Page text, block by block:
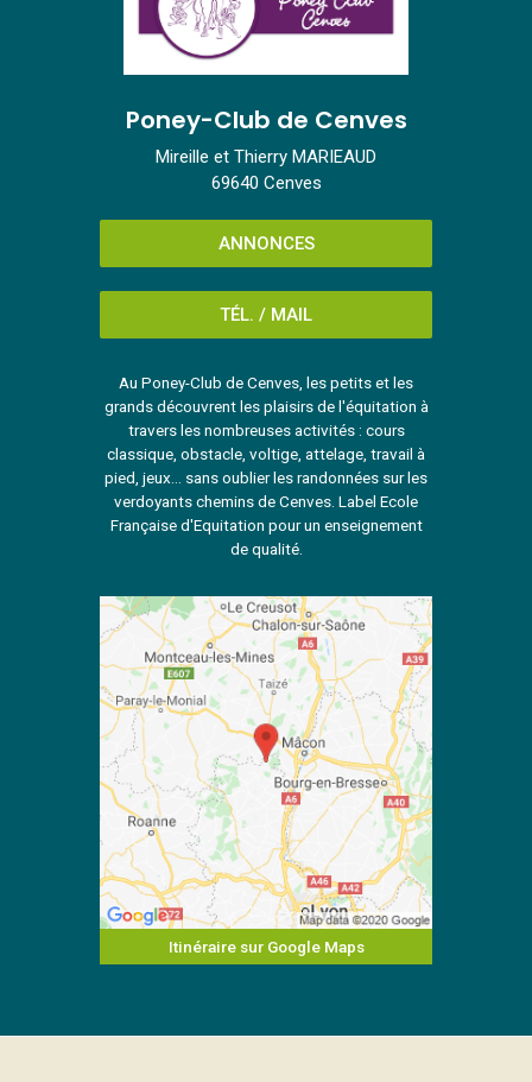
Poney-Club de Cenves
Mireille et Thierry MARIEAUD
69640 Cenves
ANNONCES
TÉL. / MAIL
Au Poney-Club de Cenves, les petits et les
grands découvrent les plaisirs de l'équitation à
travers les nombreuses activités : cours
classique, obstacle, voltige, attelage, travail à
pied, jeux... sans oublier les randonnées sur les
verdoyants chemins de Cenves. Label Ecole
Française d'Equitation pour un enseignement
de qualité.
Itinéraire sur Google Maps